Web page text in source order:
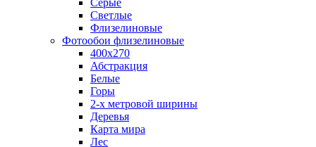
Серые
Светлые
Флизелиновые
Фотообои флизелиновые
400х270
Абстракция
Белые
Горы
2-х метровой ширины
Деревья
Карта мира
Лес